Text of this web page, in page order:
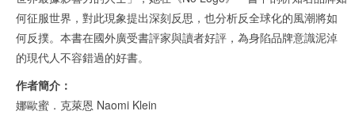
何征服世界，對此現象提出深刻反思，也分析反全球化的風潮將如
何反撲。本書在國外廣受書評家與讀者好評，為身陷品牌意識泥淖
的現代人不容錯過的好書。
作者簡介：
娜歐蜜．克萊恩 Naomi Klein